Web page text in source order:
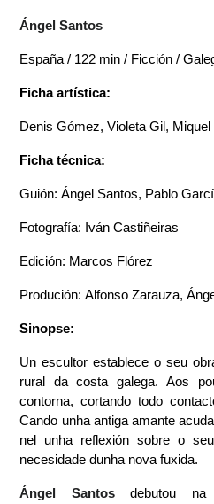
Ángel Santos
España / 122 min / Ficción /
Ficha artística:
Denis Gómez, Violeta Gil, Miquel
Ficha técnica:
Guión: Ángel Santos, Pablo
Fotografía: Iván Castiñeiras
Edición: Marcos Flórez
Produción: Alfonso Zarauza,
Sinopse:
Un escultor establece o seu
rural da costa galega. Aos
contorna, cortando todo
Cando unha antiga amante
nel unha reflexión sobre o
necesidade dunha nova fuxida.
Ángel Santos debutou